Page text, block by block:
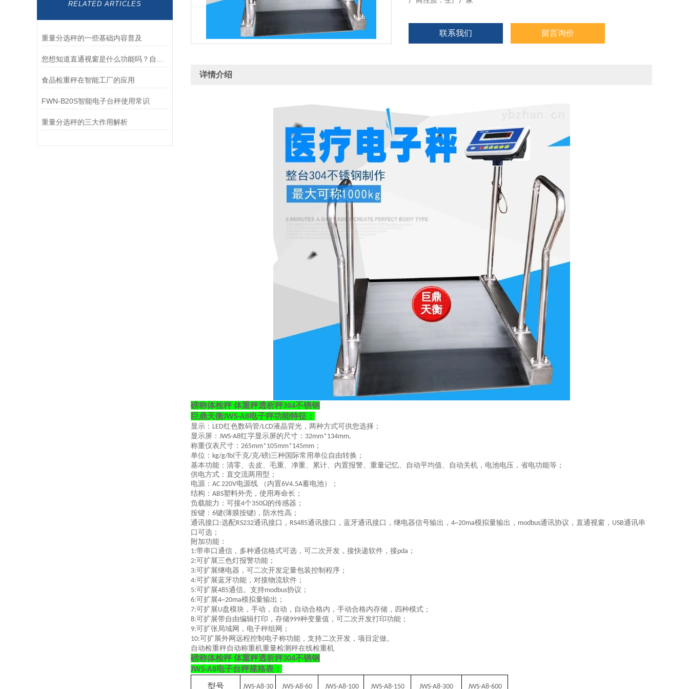
RELATED ARTICLES
重量分选秤的一些基础内容普及
食品检重秤在智能工厂的应用
FWN-B20S智能电子台秤使用常识
重量分选秤的三大作用解析
联系我们 留言询价
详情介绍
磅称体检秤 体重秤透析秤304不锈钢
巨鼎天衡JWS-A8电子秤功能特征：
显示： LED红色数码管/LCD液晶背光，两种方式可供您选择；
显示屏： JWS-A8红字显示屏的尺寸： 32mm*134mm,
称重仪表尺寸： 265mm*105mm*145mm ；
单位： kg/g/lb(千克/克/磅)三种国际常用单位自由转换；
基本功能：清零、去皮、毛重、净重、累计、内置报警、重量记忆、自动平均值、自动关机，电池电压，省电功能等；
供电方式：直交流两用型；
电源： AC 220V电源线 （内置6V4.5A蓄电池）；
结构： ABS塑料外壳，使用寿命长；
负载能力：可接4个350Ω的传感器；
按键： 6键(薄膜按键) ，防水性高；
通讯接口 :选配RS232通讯接口， RS485通讯接口，蓝牙通讯接口，继电器信号输出， 4~20ma模拟量输出， modbus通讯协议，直通视窗， USB通讯串
口可选；
附加功能：
1:带串口通信，多种通信格式可选，可二次开发，接快递软件，接pda ；
2:可扩展三色灯报警功能；
3:可扩展继电器，可二次开发定量包装控制程序；
4:可扩展蓝牙功能，对接物流软件；
5:可扩展485通信。支持modbus协议；
6:可扩展4~20ma模拟量输出；
7:可扩展U盘模块，手动，自动，自动合格内，手动合格内存储，四种模式；
8:可扩展带自由编辑打印，存储999种变量值，可二次开发打印功能；
9:可扩张局域网，电子秤组网；
10:可扩展外网远程控制电子称功能，支持二次开发，项目定做。
自动检重秤自动称重机重量检测秤在线检重机
磅称体检秤 体重秤透析秤304不锈钢
JWS-A8电子台秤规格表：
型号
JWS-A8-30 JWS-A8-60 JWS-A8-100 JWS-A8-150 JWS-A8-300 JWS-A8-600